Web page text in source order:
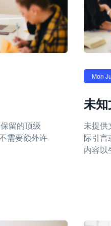
留的顶级
需要额外许
Mon
未
未提供
际引言
内容以